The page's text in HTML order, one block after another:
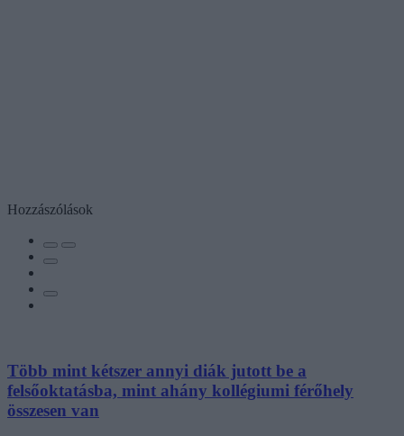
Hozzászólások
Több mint kétszer annyi diák jutott be a
felsőoktatásba, mint ahány kollégiumi férőhely
összesen van